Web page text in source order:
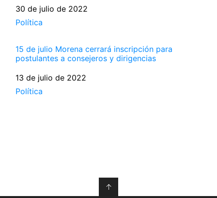
Fecha
30 de julio de 2022
Respecto a
Política
15 de julio Morena cerrará inscripción para
postulantes a consejeros y dirigencias
Fecha
13 de julio de 2022
Respecto a
Política
↑